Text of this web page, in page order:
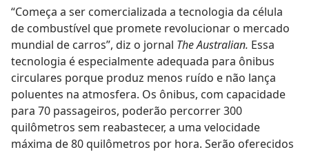
“Começa a ser comercializada a tecnologia da célula
de combustível que promete revolucionar o mercado
mundial de carros”, diz o jornal The Australian. Essa
tecnologia é especialmente adequada para ônibus
circulares porque produz menos ruído e não lança
poluentes na atmosfera. Os ônibus, com capacidade
para 70 passageiros, poderão percorrer 300
quilômetros sem reabastecer, a uma velocidade
máxima de 80 quilômetros por hora. Serão oferecidos